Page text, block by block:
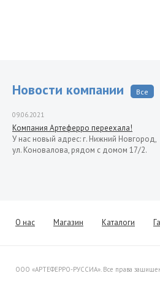
Новости компании Все
09.06.2021
Компания Артеферро переехала!
У нас новый адрес: г. Нижний Новгород,
ул. Коновалова, рядом с домом 17/2.
О нас Магазин Каталоги
ООО «АРТЕФЕРРО-РУССИА». Все права